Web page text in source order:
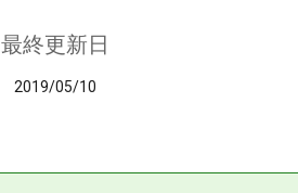
最終更新日
2019/05/10